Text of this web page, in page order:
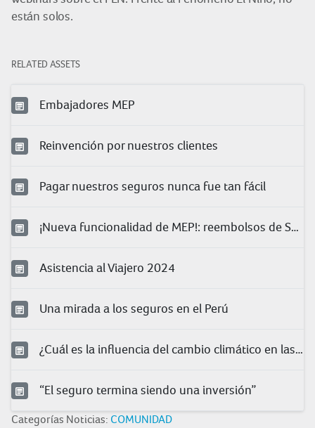
están solos.
RELATED ASSETS
Embajadores MEP
Reinvención por nuestros clientes
Pagar nuestros seguros nunca fue tan fácil
¡Nueva funcionalidad de MEP!: reembolsos de Salud
Asistencia al Viajero 2024
Una mirada a los seguros en el Perú
¿Cuál es la influencia del cambio climático en las condiciones laborales?
“El seguro termina siendo una inversión”
Categorías Noticias: COMUNIDAD